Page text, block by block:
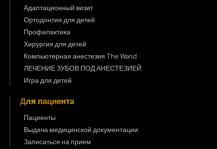
Адаптационный визит
Ортодонтия для детей
Профилактика
Хирургия для детей
Компьютерная анестезия The Wand
ЛЕЧЕНИЕ ЗУБОВ ПОД АНЕСТЕЗИЕЙ
Игра для детей
Для пациента
Пациенты
Выдача медицинской документации
Записаться на прием